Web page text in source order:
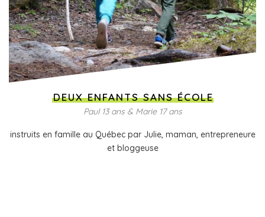
DEUX ENFANTS SANS ÉCOLE
Paul 13 ans & Marie 17 ans
instruits en famille au Québec par Julie, maman, entrepreneure
et bloggeuse